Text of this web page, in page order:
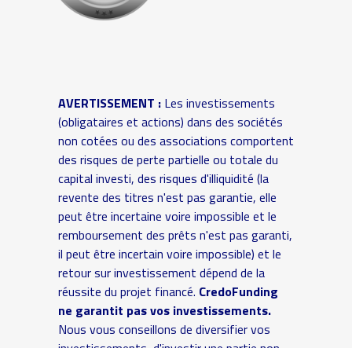
AVERTISSEMENT :Les investissements
(obligataires et actions) dans des sociétés
non cotées ou des associations comportent
des risques de perte partielle ou totale du
capital investi, des risques d'illiquidité (la
revente des titres n'est pas garantie, elle
peut être incertaine voire impossible et le
remboursement des prêts n'est pas garanti,
il peut être incertain voire impossible) et le
retour sur investissement dépend de la
réussite du projet financé. CredoFunding
ne garantit pas vos investissements.
Nous vous conseillons de diversifier vos